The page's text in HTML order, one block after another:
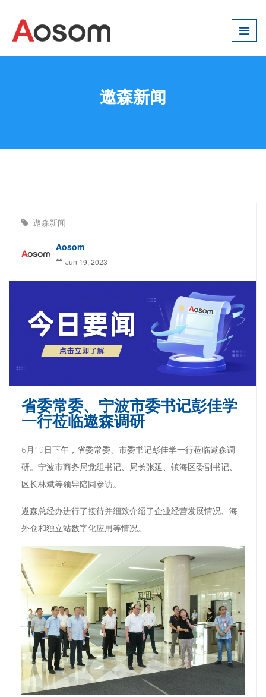
遨森新闻
遨森新闻
Aosom
Jun 19, 2023
省委常委、宁波市委书记彭佳学
一行莅临遨森调研
6月19日下午，省委常委、市委书记彭佳学一行莅临遨森调
研。宁波市商务局党组书记、局长张延、镇海区委副书记、
区长林斌等领导陪同参访。
遨森总经办进行了接待并细致介绍了企业经营发展情况、海
外仓和独立站数字化应用等情况。